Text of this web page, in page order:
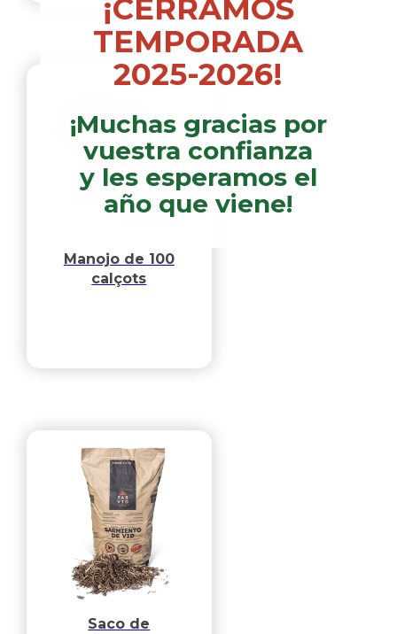
¡CERRAMOS
TEMPORADA
2025-2026!
¡Muchas gracias por
vuestra confianza
y les esperamos el
año que viene!
Manojo de 100
calçots
Saco de